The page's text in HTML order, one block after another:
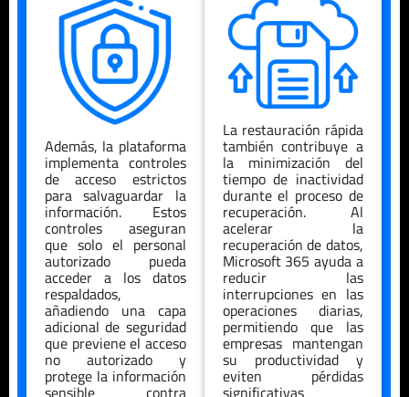
Además, la plataforma
implementa controles
de acceso estrictos
para salvaguardar la
información. Estos
controles aseguran
que solo el personal
autorizado pueda
acceder a los datos
respaldados,
añadiendo una capa
adicional de seguridad
que previene el acceso
no autorizado y
protege la información
sensible contra
La restauración rápida
también contribuye a
la minimización del
tiempo de inactividad
durante el proceso de
recuperación. Al
acelerar la
recuperación de datos,
Microsoft 365 ayuda a
reducir las
interrupciones en las
operaciones diarias,
permitiendo que las
empresas mantengan
su productividad y
eviten pérdidas
significativas